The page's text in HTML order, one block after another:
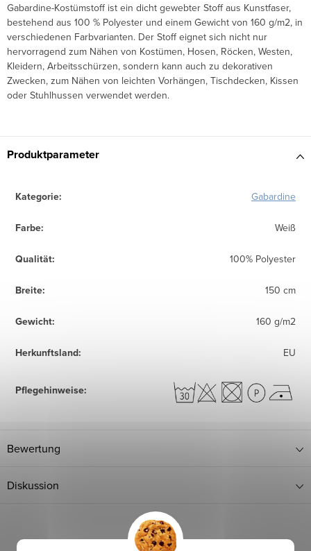
Gabardine-Kostümstoff ist ein dicht gewebter Stoff aus Kunstfaser,
bestehend aus 100 % Polyester und einem Gewicht von 160 g/m2, in
verschiedenen Farbvarianten. Der Stoff eignet sich nicht nur
hervorragend zum Nähen von Kostümen, Hosen, Röcken, Westen,
Kleidern, Arbeitsschürzen, sondern kann auch zu dekorativen
Zwecken, zum Nähen von leichten Vorhängen, Tischdecken, Kissen
oder Stuhlhussen verwendet werden.
Produktparameter
Kategorie: Gabardine
Farbe: Weiß
Qualität: 100% Polyester
Breite: 150 cm
Gewicht: 160 g/m2
Herkunftsland: EU
Pflegehinweise:
Bewertung
Diskussion